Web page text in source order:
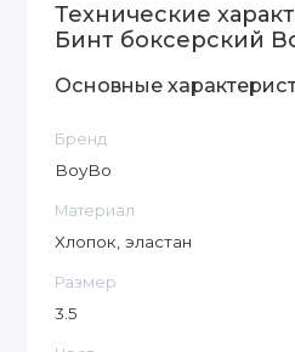
Технические
Бинт боксерский
Основные
Бренд
BoyBo
Материал
Хлопок, эластан
Размер
3.5